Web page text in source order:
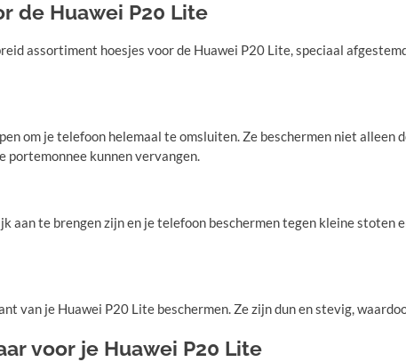
de Huawei P20 Lite
assortiment hoesjes voor de Huawei P20 Lite, speciaal
om je telefoon helemaal te omsluiten. Ze beschermen niet alleen
portemonnee kunnen vervangen.
aan te brengen zijn en je telefoon beschermen tegen kleine stoten
van je Huawei P20 Lite beschermen. Ze zijn dun en stevig,
voor je Huawei P20 Lite